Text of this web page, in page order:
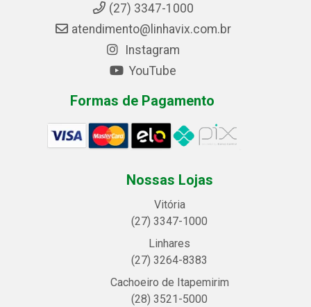
(27) 3347-1000
atendimento@linhavix.com.br
Instagram
YouTube
Formas de Pagamento
Nossas Lojas
Vitória
(27) 3347-1000
Linhares
(27) 3264-8383
Cachoeiro de Itapemirim
(28) 3521-5000